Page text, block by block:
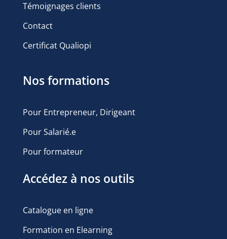
Témoignages clients
Contact
Certificat Qualiopi
Nos formations
Pour Entrepreneur, Dirigeant
Pour Salarié.e
Pour formateur
Accédez à nos outils
Catalogue en ligne
Formation en Elearning